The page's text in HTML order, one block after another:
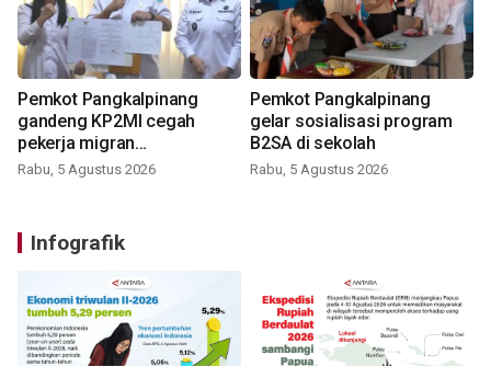
Pemkot Pangkalpinang
gandeng KP2MI cegah
pekerja migran
nonprosedural
Rabu, 5 Agustus 2026
Pemkot Pangkalpinang
gelar sosialisasi program
B2SA di sekolah
Rabu, 5 Agustus 2026
Infografik